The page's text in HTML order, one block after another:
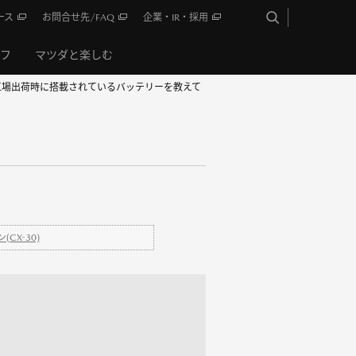
マツダと楽しむ
ス お問合せ先/FAQ 企業・IR・採用
場出荷時に搭載されているバッテリーを教えて
(CX-30)